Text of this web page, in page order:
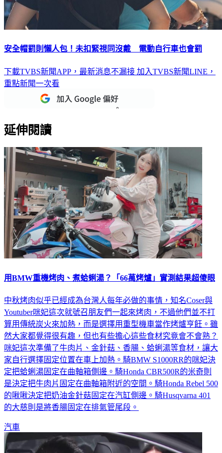
下載TVBS新聞APP，最新消息不漏接
重點新聞一次看
中秋烤肉似乎已經成為台灣人每年必做的事情，知名Coser與
Youtuber咪妃這次就號召朋友們一起來烤肉，不過他們並不打
算用傳統炭火來加熱，而是選擇用重型機車當作烤爐亨飪。雖
然大家都覺得很有趣，但也有些擔心這些食材究竟會不會熟？
咪妃這次準備了牛肉片、金針菇、香腸、蛤蜊湯等食材，讓大
家自行選擇固定位置在車上加熱。騎BMW S1000RR的咪妃決
定把蛤蜊湯固定在曲軸箱側邊。騎Honda CBR500R的米奇則
是決定把牛肉片固定在曲軸箱附近的空間。騎Honda Rebel 500
的啾啾決定把奶油金針菇固定在汽缸側邊。騎Husqvarna 401
汽車